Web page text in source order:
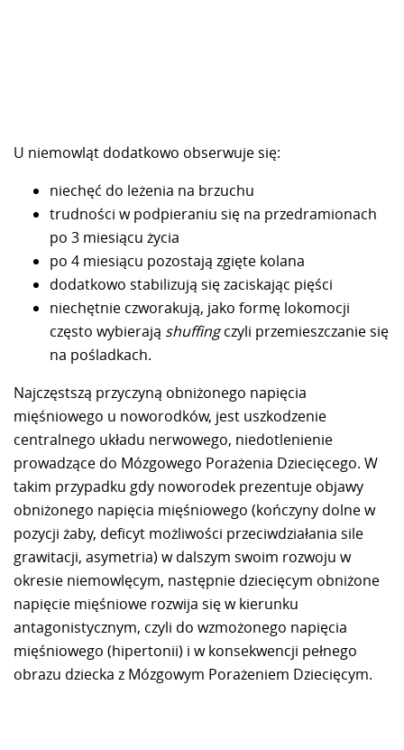
U niemowląt dodatkowo obserwuje się:
niechęć do leżenia na brzuchu
trudności w podpieraniu się na przedramionach
po 3 miesiącu życia
po 4 miesiącu pozostają zgięte kolana
dodatkowo stabilizują się zaciskając pięści
niechętnie czworakują, jako formę lokomocji
często wybierają shuffingczyli przemieszczanie się
na pośladkach.
Najczęstszą przyczyną obniżonego napięcia
mięśniowego u noworodków, jest uszkodzenie
centralnego układu nerwowego, niedotlenienie
prowadzące do Mózgowego Porażenia Dziecięcego. W
takim przypadku gdy noworodek prezentuje objawy
obniżonego napięcia mięśniowego (kończyny dolne w
pozycji żaby, deficyt możliwości przeciwdziałania sile
grawitacji, asymetria) w dalszym swoim rozwoju w
okresie niemowlęcym, następnie dziecięcym obniżone
napięcie mięśniowe rozwija się w kierunku
antagonistycznym, czyli do wzmożonego napięcia
mięśniowego (hipertonii) i w konsekwencji pełnego
obrazu dziecka z Mózgowym Porażeniem Dziecięcym.